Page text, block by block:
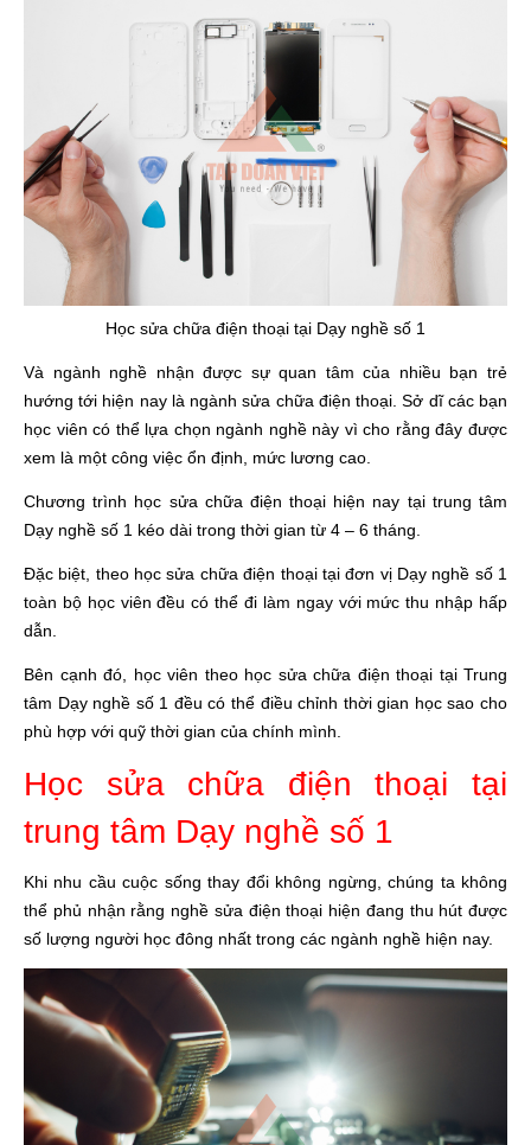
Học sửa chữa điện thoại tại Dạy nghề số 1
Và ngành nghề nhận được sự quan tâm của nhiều bạn trẻ
hướng tới hiện nay là ngành sửa chữa điện thoại. Sở dĩ các bạn
học viên có thể lựa chọn ngành nghề này vì cho rằng đây được
xem là một công việc ổn định, mức lương cao.
Chương trình học sửa chữa điện thoại hiện nay tại trung tâm
Dạy nghề số 1 kéo dài trong thời gian từ 4 – 6 tháng.
Đặc biệt, theo học sửa chữa điện thoại tại đơn vị Dạy nghề số 1
toàn bộ học viên đều có thể đi làm ngay với mức thu nhập hấp
dẫn.
Bên cạnh đó, học viên theo học sửa chữa điện thoại tại Trung
tâm Dạy nghề số 1 đều có thể điều chỉnh thời gian học sao cho
phù hợp với quỹ thời gian của chính mình.
Học sửa chữa điện thoại tại
trung tâm Dạy nghề số 1
Khi nhu cầu cuộc sống thay đổi không ngừng, chúng ta không
thể phủ nhận rằng nghề sửa điện thoại hiện đang thu hút được
số lượng người học đông nhất trong các ngành nghề hiện nay.